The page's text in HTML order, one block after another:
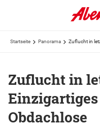
Startseite Panorama Zuflucht in
Zuflucht in
Obdachlose